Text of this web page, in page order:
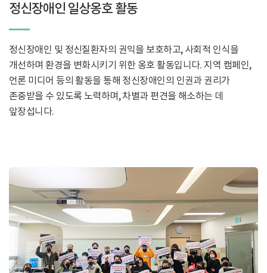
정신장애인 일상옹호 활동
정신장애인 및 정신질환자의 권익을 보호하고, 사회적 인식을
개선하며 환경을 변화시키기 위한 옹호 활동입니다. 지역 캠페인,
언론 미디어 등의 활동을 통해 정신장애인의 인권과 권리가
존중받을 수 있도록 노력하며, 차별과 편견을 해소하는 데
앞장섭니다.